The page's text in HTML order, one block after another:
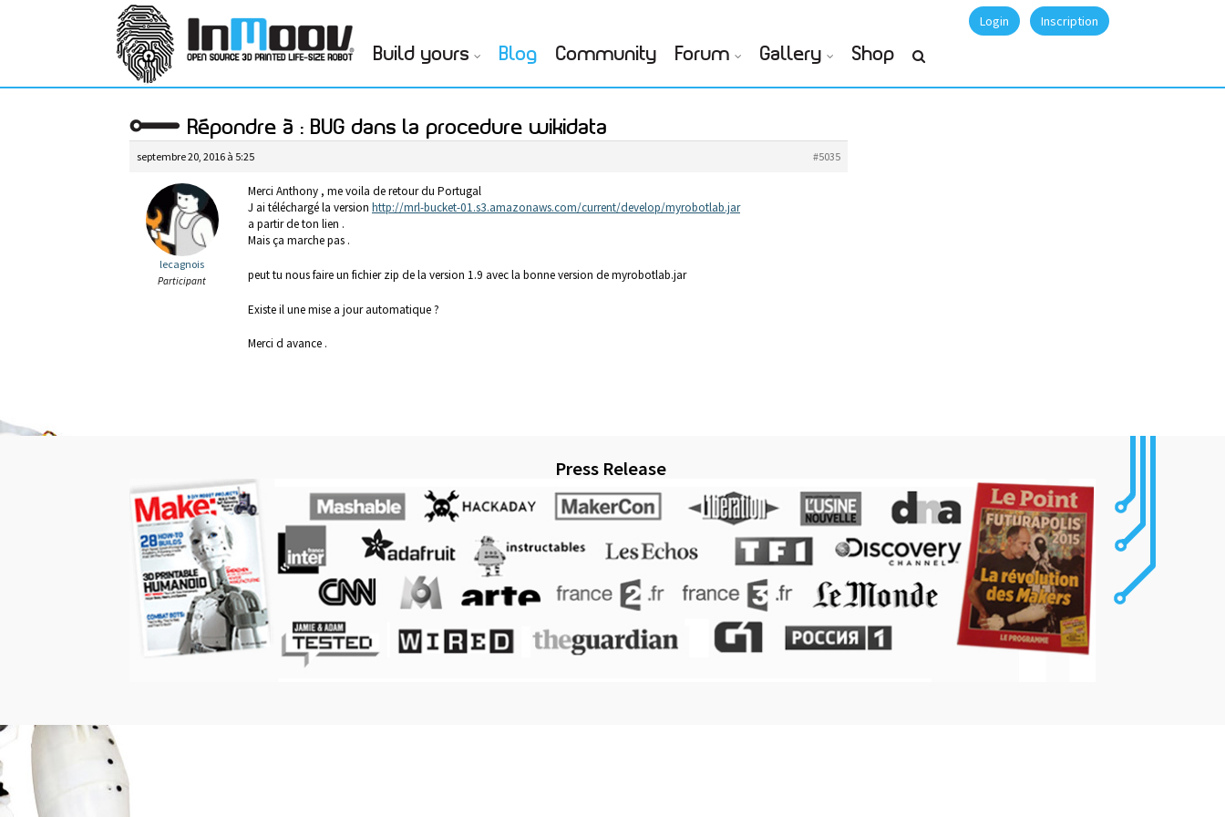
Login Inscription
Build yours Blog Community Forum Gallery Shop
Répondre à : BUG dans la procedure wikidata
septembre 20, 2016 à 5:25 #5035
lecagnois
Participant
Merci Anthony , me voila de retour du Portugal
J ai téléchargé la version http://mrl-bucket-01.s3.amazonaws.com/current/develop/myrobotlab.jar
a partir de ton lien .
Mais ça marche pas .
peut tu nous faire un fichier zip de la version 1.9 avec la bonne version de myrobotlab.jar
Existe il une mise a jour automatique ?
Merci d avance .
Press Release